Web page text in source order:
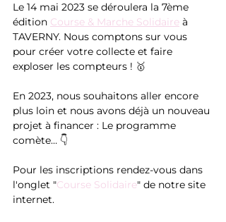
Le 14 mai 2023 se déroulera la 7ème
édition Course & Marche Solidaire à
TAVERNY. Nous comptons sur vous
pour créer votre collecte et faire
exploser les compteurs ! 🥇
En 2023, nous souhaitons aller encore
plus loin et nous avons déjà un nouveau
projet à financer : Le programme
comète… 👇
Pour les inscriptions rendez-vous dans
l'onglet "Course Solidaire" de notre site
internet.